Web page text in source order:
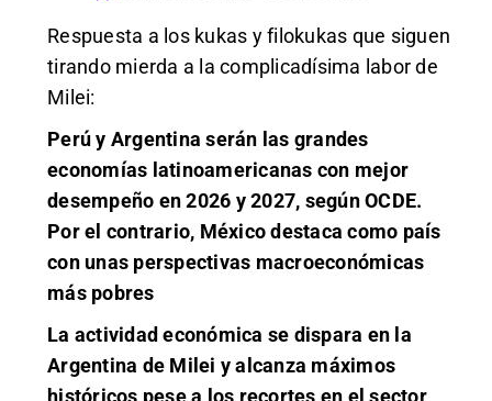
Respuesta a los kukas y filokukas que siguen
tirando mierda a la complicadísima labor de
Milei:
Perú y Argentina serán las grandes
economías latinoamericanas con mejor
desempeño en 2026 y 2027, según OCDE.
Por el contrario, México destaca como país
con unas perspectivas macroeconómicas
más pobres
La actividad económica se dispara en la
Argentina de Milei y alcanza máximos
históricos pese a los recortes en el sector